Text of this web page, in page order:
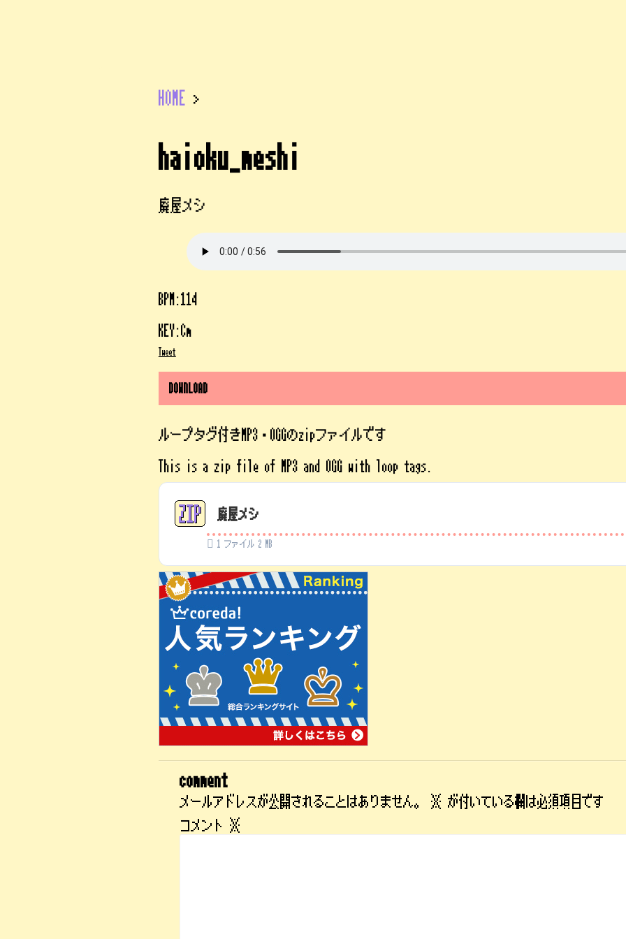
HOME >
haioku_meshi
廃屋メシ
BPM:114
KEY:Cm
Tweet
DOWNLOAD
ループタグ付きMP3・OGGのzipファイルです
This is a zip file of MP3 and OGG with loop tags.
廃屋メシ
1 ファイル 2 MB
comment
メールアドレスが公開されることはありません。 ※ が付いている欄は必須項目です
コメント ※